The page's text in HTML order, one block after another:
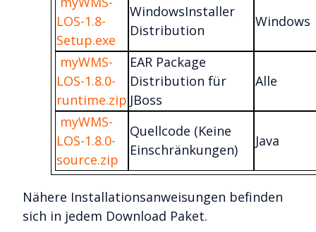
LOS-1.8-
Setup.exe
WindowsInstaller
Distribution
Windows
myWMS-
LOS-1.8.0-
runtime.zip
EAR Package
Distribution für
JBoss
Alle
myWMS-
LOS-1.8.0-
source.zip
Quellcode (Keine
Einschränkungen)
Java
Nähere Installationsanweisungen befinden
sich in jedem Download Paket.